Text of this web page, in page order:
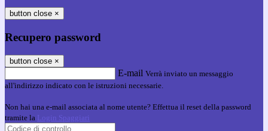
button close ×
Recupero password
button close ×
E-mail Verrà inviato un messaggio
all'indirizzo indicato con le istruzioni necessarie.
Non hai una e-mail associata al nome utente? Effettua il reset della password
tramite la Login Spaggiari